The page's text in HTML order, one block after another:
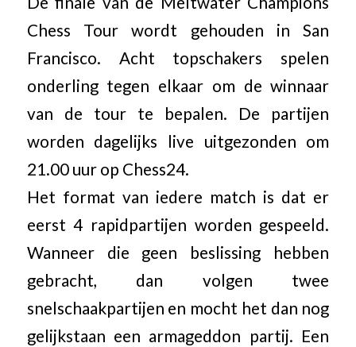
Chess Tour wordt gehouden in San
Francisco. Acht topschakers spelen
onderling tegen elkaar om de winnaar
van de tour te bepalen. De partijen
worden dagelijks live uitgezonden om
21.00 uur op Chess24.
Het format van iedere match is dat er
eerst 4 rapidpartijen worden gespeeld.
Wanneer die geen beslissing hebben
gebracht, dan volgen twee
snelschaakpartijen en mocht het dan nog
gelijkstaan een armageddon partij. Een